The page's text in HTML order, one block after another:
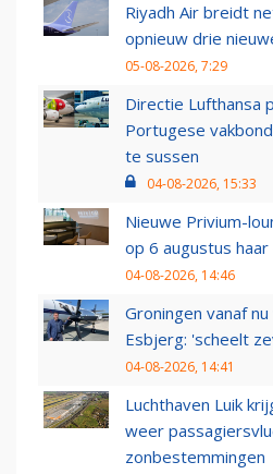
Riyadh Air breidt
opnieuw drie
05-08-2026, 7:29
Directie Lufthansa
Portugese
te sussen
04-08-2026, 15:33
Nieuwe Privium-
op 6 augustus
04-08-2026, 14:46
Groningen vanaf
Esbjerg: 'scheelt
04-08-2026, 14:41
Luchthaven Luik
weer
zonbestemmingen